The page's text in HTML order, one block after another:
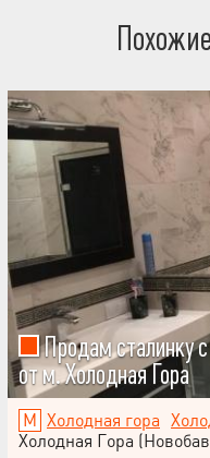
Продам сталинку
от м. Холодная Гора
Холодная гора
Холодная Гора